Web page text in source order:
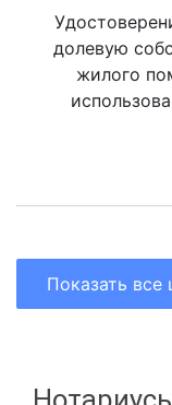
долевую
жилого
Показать все